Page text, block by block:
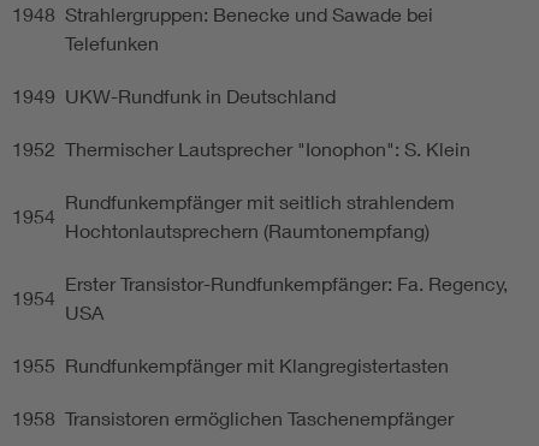
1948 Strahlergruppen: Benecke und Sawade bei
Telefunken
1949 UKW-Rundfunk in Deutschland
1952 Thermischer Lautsprecher "Ionophon": S. Klein
1954
Rundfunkempfänger mit seitlich strahlendem
Hochtonlautsprechern (Raumtonempfang)
1954
Erster Transistor-Rundfunkempfänger: Fa. Regency,
USA
1955 Rundfunkempfänger mit Klangregistertasten
1958 Transistoren ermöglichen Taschenempfänger